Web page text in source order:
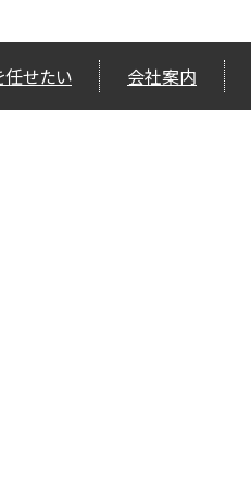
せたい 会社案内